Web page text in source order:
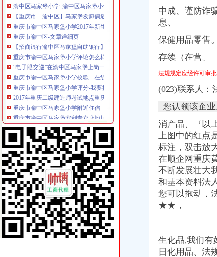
【重庆市—渝中区】马家堡发廊偶遇品美少女（申请毕业-曲罢论坛
重庆市渝中区马家堡小学2017年新生招生通告！_重庆幼升小_家长帮
重庆市渝中区-文章详细页
【招商银行渝中区马家堡自助银行】招商银行渝中区马家堡自助银行
重庆市渝中区马家堡小学评论怎么样-我要搜学网
“电子眼交巡”在渝中区马家堡上岗一个月_第1页-七一网
重庆市渝中区马家堡小学校歌—在线播放—优酷网,高清在线观看
重庆市渝中区马家堡小学评分-我要搜学网
2017年重庆二级建造师考试地点重庆市渝中区马家堡小学在哪？_二级
重庆市渝中区马家堡小学附近住宿
重庆市渝中区马家堡安利专卖店地址重庆市马家堡哪有卖安利产【今日
渝中区马家堡小学应急避难场所到马家堡怎么走？-住哪网
求助,在渝中区马家堡办过准生证MM帮忙说哈有些啥要求。-孕期闲聊
重庆市渝中区马家堡副食经营部饮料批发部
渝中区马家堡小学二年级三班二单元复习资料(一)_老师_新浪博客
[转载]渝中区马家堡小学二年级三班二单元复习资料(三)_萱萱_新浪
重庆市渝中区马家堡付食经营部长征付食门市_【信用信息_诉讼信息_
重庆市渝中区马家堡小学二年级3班歌咏比赛-原创-高清-爱奇艺
修改重庆市渝中区马家堡小学资料-我要搜学网
渝中区马家堡小学好不好呀？求指教-早教幼儿园小学-重庆购物狂
说课唐令春重庆渝中区马家堡小学《可能》-原创-搜狐
重庆市渝中区马家堡小学-城市吧街景地图
【重庆市渝中区马家堡-公交车站商铺出租渝中大坪商铺出租】第一时
重庆市渝中区马家堡小学附近7天_重庆市渝中区马家堡小学附近7天连
【重庆市渝中区大坪制面厂马家堡饮食店】重庆市渝中区大坪制面厂
中成、谨防诈
息、
保健用品零售
存续（在营、
法规规定应经许可审
(023)联系人：
您认领该企
消产品、『以
上图中的红点
标注，双击放
在顺企网重庆
不断发展壮大
和基本资料法
您可以拖动，
★★，
生化品,我们有
日化用品、法